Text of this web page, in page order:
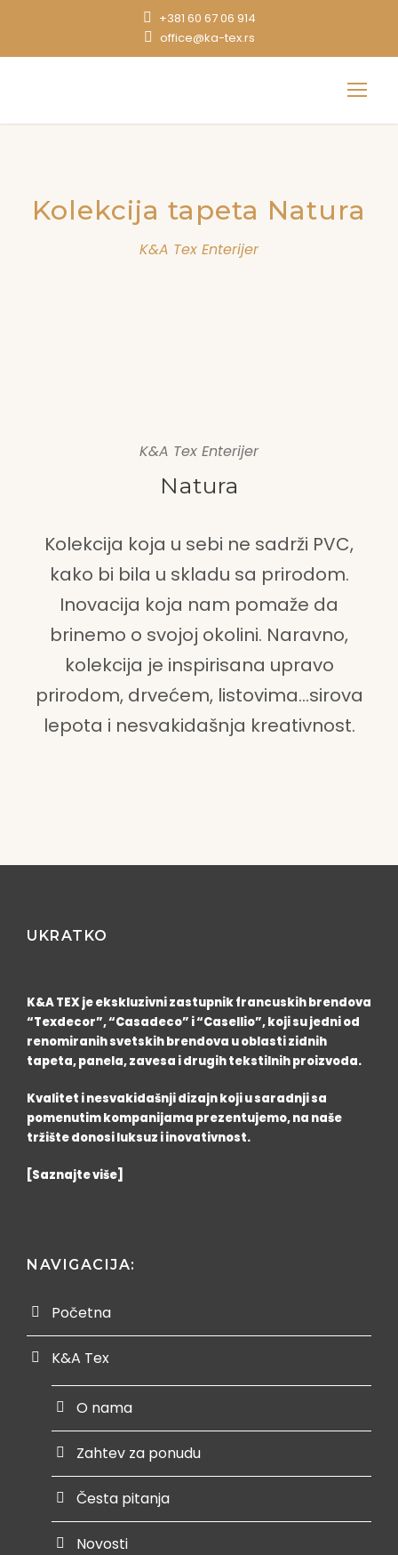
+381 60 67 06 914
office@ka-tex.rs
Kolekcija tapeta Natura
K&A Tex Enterijer
K&A Tex Enterijer
Natura
Kolekcija koja u sebi ne sadrži PVC,
kako bi bila u skladu sa prirodom.
Inovacija koja nam pomaže da
brinemo o svojoj okolini. Naravno,
kolekcija je inspirisana upravo
prirodom, drvećem, listovima…sirova
lepota i nesvakidašnja kreativnost.
UKRATKO
K&A TEX je ekskluzivni zastupnik francuskih brendova
“Texdecor”, “Casadeco” i “Casellio”, koji su jedni od
renomiranih svetskih brendova u oblasti zidnih
tapeta, panela, zavesa i drugih tekstilnih proizvoda.
Kvalitet i nesvakidašnji dizajn koji u saradnji sa
pomenutim kompanijama prezentujemo, na naše
tržište donosi luksuz i inovativnost.
[Saznajte više]
NAVIGACIJA:
Početna
K&A Tex
O nama
Zahtev za ponudu
Česta pitanja
Novosti